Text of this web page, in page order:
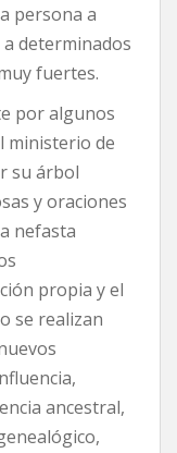
persona a
determinados
fuertes.
por algunos
ministerio de
su árbol
y oraciones
nefasta
propia y el
se realizan
ancestral,